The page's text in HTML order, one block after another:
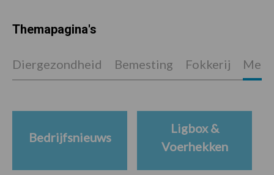
Themapagina's
Diergezondheid Bemesting Fokkerij
Bedrijfsnieuws
Ligbox &
Voerhekken